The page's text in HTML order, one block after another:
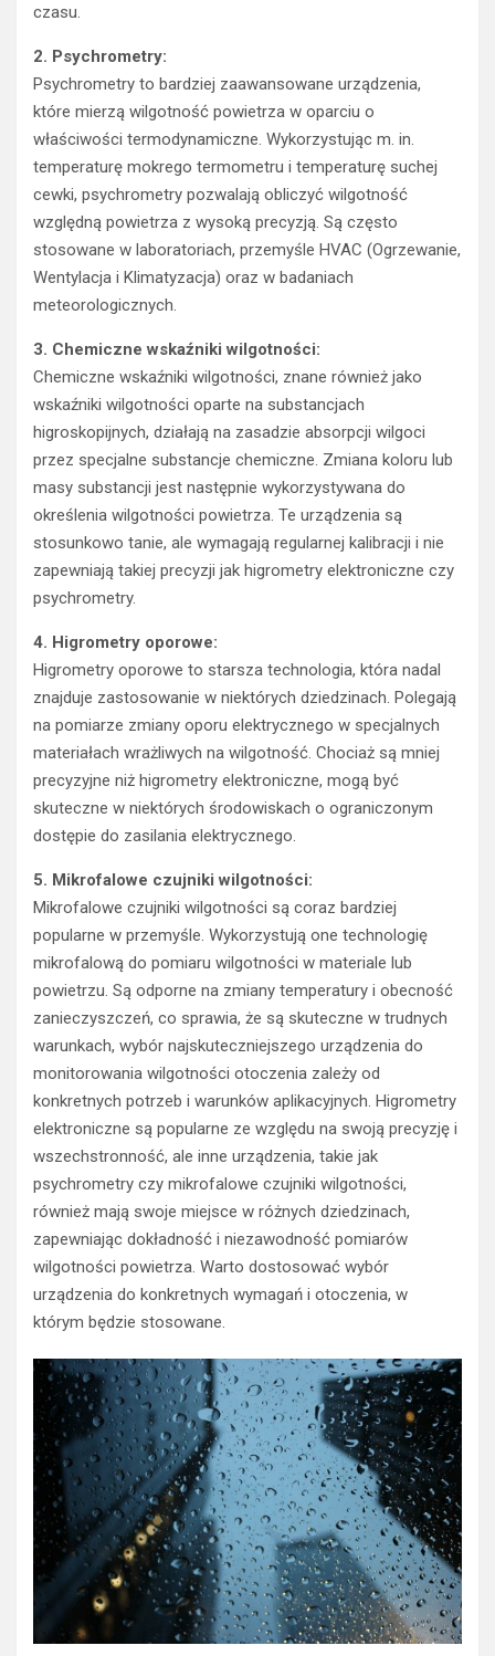
czasu.
2. Psychrometry:
Psychrometry to bardziej zaawansowane urządzenia,
które mierzą wilgotność powietrza w oparciu o
właściwości termodynamiczne. Wykorzystując m. in.
temperaturę mokrego termometru i temperaturę suchej
cewki, psychrometry pozwalają obliczyć wilgotność
względną powietrza z wysoką precyzją. Są często
stosowane w laboratoriach, przemyśle HVAC (Ogrzewanie,
Wentylacja i Klimatyzacja) oraz w badaniach
meteorologicznych.
3. Chemiczne wskaźniki wilgotności:
Chemiczne wskaźniki wilgotności, znane również jako
wskaźniki wilgotności oparte na substancjach
higroskopijnych, działają na zasadzie absorpcji wilgoci
przez specjalne substancje chemiczne. Zmiana koloru lub
masy substancji jest następnie wykorzystywana do
określenia wilgotności powietrza. Te urządzenia są
stosunkowo tanie, ale wymagają regularnej kalibracji i nie
zapewniają takiej precyzji jak higrometry elektroniczne czy
psychrometry.
4. Higrometry oporowe:
Higrometry oporowe to starsza technologia, która nadal
znajduje zastosowanie w niektórych dziedzinach. Polegają
na pomiarze zmiany oporu elektrycznego w specjalnych
materiałach wrażliwych na wilgotność. Chociaż są mniej
precyzyjne niż higrometry elektroniczne, mogą być
skuteczne w niektórych środowiskach o ograniczonym
dostępie do zasilania elektrycznego.
5. Mikrofalowe czujniki wilgotności:
Mikrofalowe czujniki wilgotności są coraz bardziej
popularne w przemyśle. Wykorzystują one technologię
mikrofalową do pomiaru wilgotności w materiale lub
powietrzu. Są odporne na zmiany temperatury i obecność
zanieczyszczeń, co sprawia, że są skuteczne w trudnych
warunkach, wybór najskuteczniejszego urządzenia do
monitorowania wilgotności otoczenia zależy od
konkretnych potrzeb i warunków aplikacyjnych. Higrometry
elektroniczne są popularne ze względu na swoją precyzję i
wszechstronność, ale inne urządzenia, takie jak
psychrometry czy mikrofalowe czujniki wilgotności,
również mają swoje miejsce w różnych dziedzinach,
zapewniając dokładność i niezawodność pomiarów
wilgotności powietrza. Warto dostosować wybór
urządzenia do konkretnych wymagań i otoczenia, w
którym będzie stosowane.